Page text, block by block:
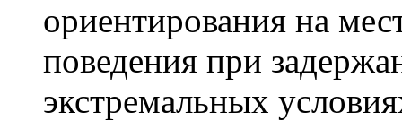
ориентирования на
поведения при
экстремальных